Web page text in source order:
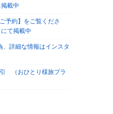
載中
予約】をご覧くださ
て掲載中
、詳細な情報はインスタ
（おひとり様旅プラ